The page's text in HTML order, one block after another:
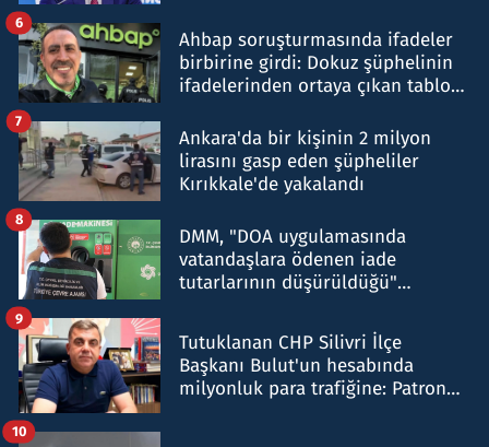
Ahbap soruşturmasında ifadeler
birbirine girdi: Dokuz şüphelinin
ifadelerinden ortaya çıkan tablo
6
Ankara'da bir kişinin 2 milyon
lirasını gasp eden şüpheliler
Kırıkkale'de yakalandı
7
DMM, "DOA uygulamasında
vatandaşlara ödenen iade
tutarlarının düşürüldüğü"
8
Tutuklanan CHP Silivri İlçe
Başkanı Bulut'un hesabında
milyonluk para trafiğine: Patron
9
10